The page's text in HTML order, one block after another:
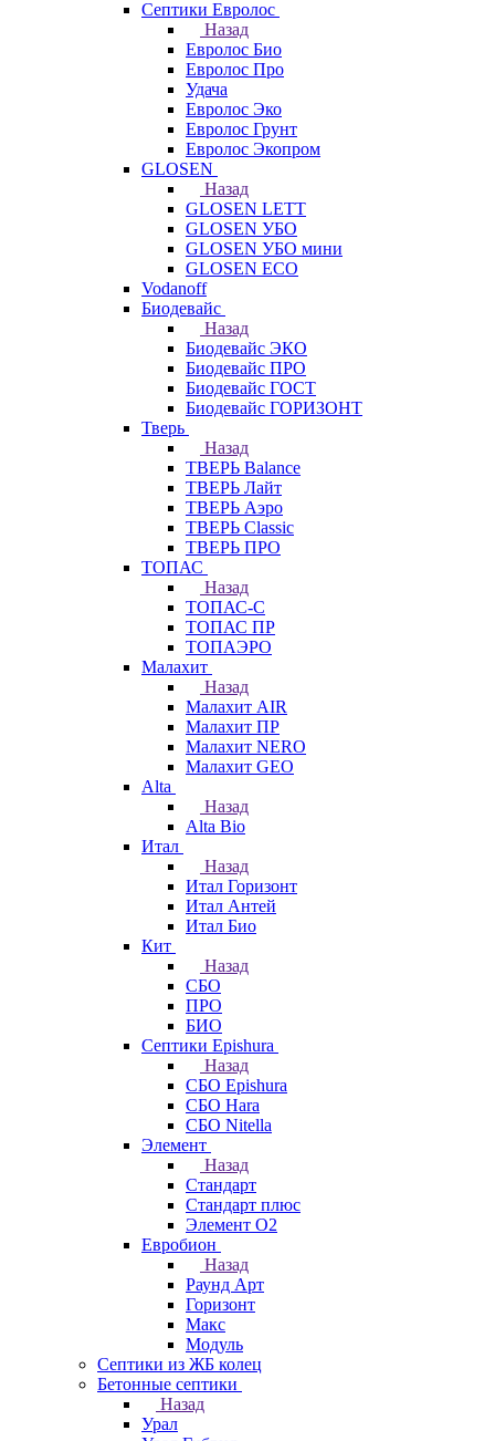
Септики Евролос
Назад
Евролос Био
Евролос Про
Удача
Евролос Эко
Евролос Грунт
Евролос Экопром
GLOSEN
Назад
GLOSEN LETT
GLOSEN УБО
GLOSEN УБО мини
GLOSEN ECO
Vodanoff
Биодевайс
Назад
Биодевайс ЭКО
Биодевайс ПРО
Биодевайс ГОСТ
Биодевайс ГОРИЗОНТ
Тверь
Назад
ТВЕРЬ Balance
ТВЕРЬ Лайт
ТВЕРЬ Аэро
ТВЕРЬ Classic
ТВЕРЬ ПРО
ТОПАС
Назад
ТОПАС-С
ТОПАС ПР
ТОПАЭРО
Малахит
Назад
Малахит AIR
Малахит ПР
Малахит NERO
Малахит GEO
Alta
Назад
Alta Bio
Итал
Назад
Итал Горизонт
Итал Антей
Итал Био
Кит
Назад
СБО
ПРО
БИО
Септики Epishura
Назад
СБО Epishura
СБО Hara
СБО Nitella
Элемент
Назад
Стандарт
Стандарт плюс
Элемент О2
Евробион
Назад
Раунд Арт
Горизонт
Макс
Модуль
Септики из ЖБ колец
Бетонные септики
Назад
Урал